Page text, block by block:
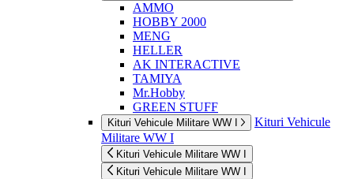
AMMO
HOBBY 2000
MENG
HELLER
AK INTERACTIVE
TAMIYA
Mr.Hobby
GREEN STUFF
Kituri Vehicule Militare WW I
Kituri Vehicule
Militare WW I
Kituri Vehicule Militare WW I
Kituri Vehicule Militare WW I